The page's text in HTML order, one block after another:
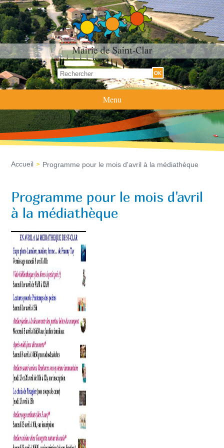
Formulaire de recherche
Rechercher
Menu
Accueil Programme pour le mois d'avril à la médiathèque
Programme pour le mois d'avril
à la médiathèque